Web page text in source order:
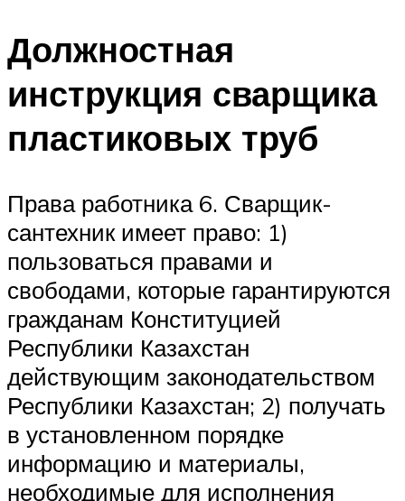
Должностная
инструкция сварщика
пластиковых труб
Права работника 6. Сварщик-
сантехник имеет право: 1)
пользоваться правами и
свободами, которые гарантируются
гражданам Конституцией
Республики Казахстан
действующим законодательством
Республики Казахстан; 2) получать
в установленном порядке
информацию и материалы,
необходимые для исполнения